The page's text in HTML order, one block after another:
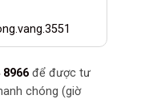
8966 để được tư
chóng (giờ